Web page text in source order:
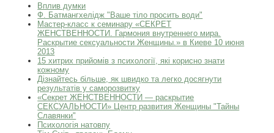
Вплив думки
Ф. Батмангхелідж "Ваше тіло просить води"
Мастер-класс к семинару «СЕКРЕТ
ЖЕНСТВЕННОСТИ. Гармония внутреннего мира.
Раскрытие сексуальности Женщины.» в Киеве 10 июня
2013
15 хитрих прийомів з психології, які корисно знати
кожному
Дізнайтесь більше, як швидко та легко досягнути
результатів у саморозвитку
«Секрет ЖЕНСТВЕННОСТИ — раскрытие
СЕКСУАЛЬНОСТИ» Центр развития Женщины "Тайны
Славянки"
Психологія натовпу